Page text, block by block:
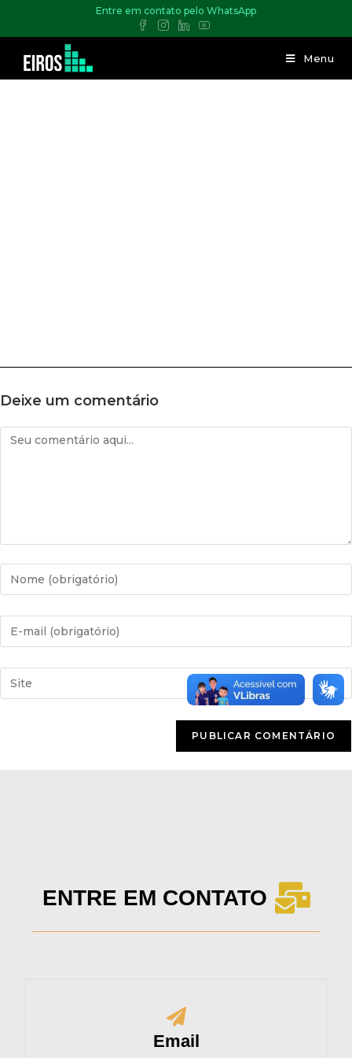
Entre em contato pelo WhatsApp
Menu
Deixe um comentário
ENTRE EM CONTATO
Email